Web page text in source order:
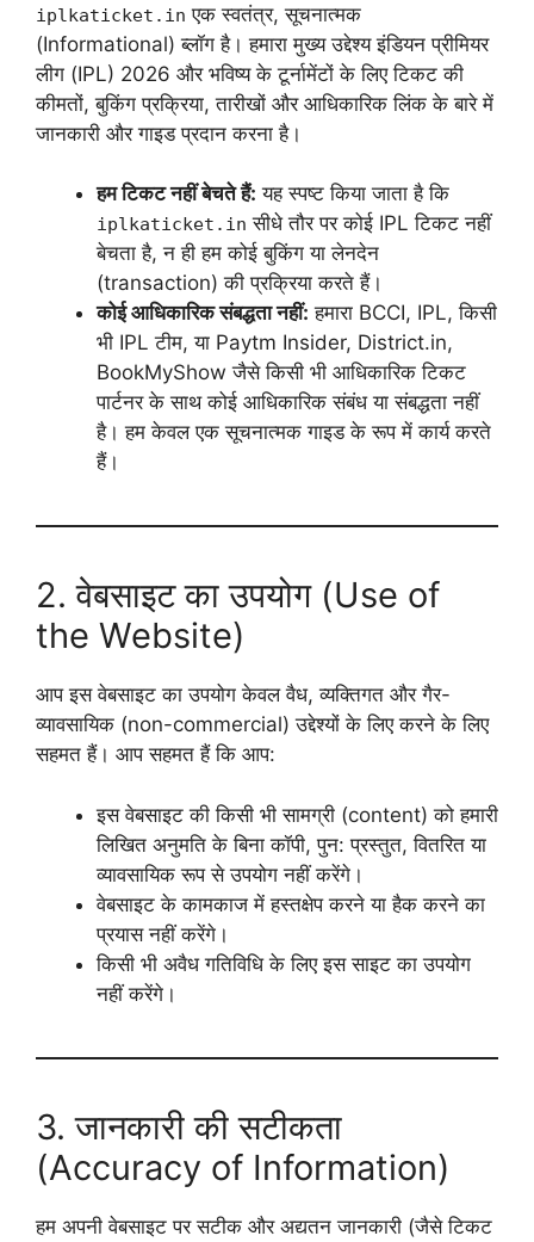
iplkaticket.in एक स्वतंत्र, सूचनात्मक
(Informational) ब्लॉग है। हमारा मुख्य उद्देश्य इंडियन प्रीमियर
लीग (IPL) 2026 और भविष्य के टूर्नामेंटों के लिए टिकट की
कीमतों, बुकिंग प्रक्रिया, तारीखों और आधिकारिक लिंक के बारे में
जानकारी और गाइड प्रदान करना है।
हम टिकट नहीं बेचते हैं: यह स्पष्ट किया जाता है कि
iplkaticket.in सीधे तौर पर कोई IPL टिकट नहीं
बेचता है, न ही हम कोई बुकिंग या लेनदेन
(transaction) की प्रक्रिया करते हैं।
कोई आधिकारिक संबद्धता नहीं: हमारा BCCI, IPL, किसी
भी IPL टीम, या Paytm Insider, District.in,
BookMyShow जैसे किसी भी आधिकारिक टिकट
पार्टनर के साथ कोई आधिकारिक संबंध या संबद्धता नहीं
है। हम केवल एक सूचनात्मक गाइड के रूप में कार्य करते
हैं।
2. वेबसाइट का उपयोग (Use of
the Website)
आप इस वेबसाइट का उपयोग केवल वैध, व्यक्तिगत और गैर-
व्यावसायिक (non-commercial) उद्देश्यों के लिए करने के लिए
सहमत हैं। आप सहमत हैं कि आप:
इस वेबसाइट की किसी भी सामग्री (content) को हमारी
लिखित अनुमति के बिना कॉपी, पुन: प्रस्तुत, वितरित या
व्यावसायिक रूप से उपयोग नहीं करेंगे।
वेबसाइट के कामकाज में हस्तक्षेप करने या हैक करने का
प्रयास नहीं करेंगे।
किसी भी अवैध गतिविधि के लिए इस साइट का उपयोग
नहीं करेंगे।
3. जानकारी की सटीकता
(Accuracy of Information)
हम अपनी वेबसाइट पर सटीक और अद्यतन जानकारी (जैसे टिकट